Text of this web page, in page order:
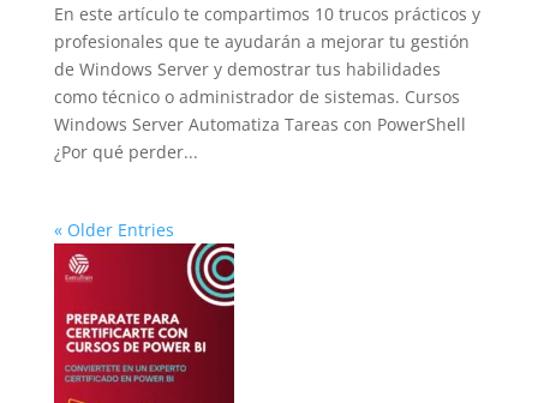
En este artículo te compartimos 10 trucos prácticos y
profesionales que te ayudarán a mejorar tu gestión
de Windows Server y demostrar tus habilidades
como técnico o administrador de sistemas. Cursos
Windows Server Automatiza Tareas con PowerShell
¿Por qué perder...
« Older Entries